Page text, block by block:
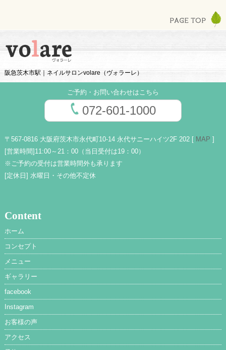
阪急茨木市駅｜ネイルサロンvolare（ヴォラーレ）
ご予約・お問い合わせはこちら
072-601-1000
〒567-0816 大阪府茨木市永代町10-14 永代サニーハイツ2F 202 [ MAP ]
[営業時間] 11:00～21：00（当日受付は19：00）
※ご予約の受付は営業時間外も承ります
[定休日] 水曜日・その他不定休
Content
ホーム
コンセプト
メニュー
ギャラリー
facebook
Instagram
お客様の声
アクセス